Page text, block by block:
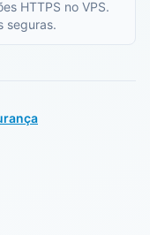
HTTPS no VPS.
seguras.